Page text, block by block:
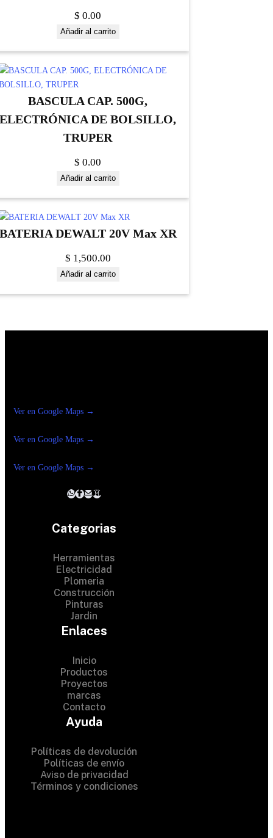
$ 0.00
Añadir al carrito
BASCULA CAP. 500G,
ELECTRÓNICA DE BOLSILLO,
TRUPER
$ 0.00
Añadir al carrito
DEWALT 20V Max XR
$ 1,500.00
Añadir al carrito
Ver en Google Maps →
Ver en Google Maps →
Ver en Google Maps →
Categorias
Herramientas
Electricidad
Plomeria
Construcción
Pinturas
Jardin
Enlaces
Inicio
Productos
Proyectos
marcas
Contacto
Ayuda
Políticas de devolución
Políticas de envío
Aviso de privacidad
Términos y condiciones